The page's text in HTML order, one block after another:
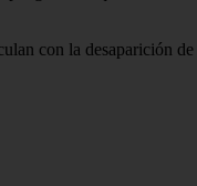
con la desaparición